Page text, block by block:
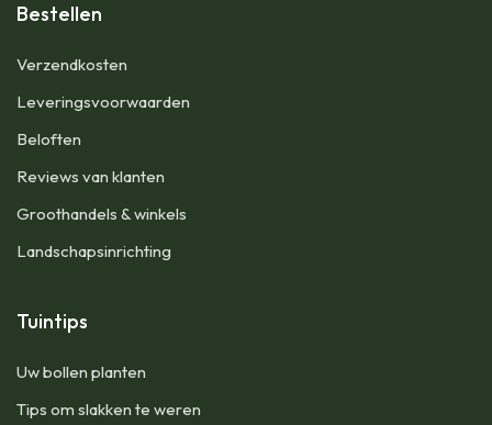
Bestellen
Verzendkosten
Leveringsvoorwaarden
Beloften
Reviews van klanten
Groothandels & winkels
Landschapsinrichting
Tuintips
Uw bollen planten
Tips om slakken te weren